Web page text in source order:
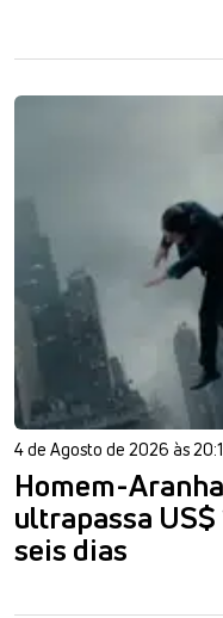
4 de Agosto de 2026 às
Homem-
ultrapassa US$
seis dias